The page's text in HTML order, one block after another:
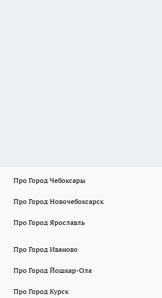
Про Город Чебоксары
Про Город Новочебоксарск
Про Город Ярославль
Про Город Иваново
Про Город Йошкар-Ола
Про Город Курск